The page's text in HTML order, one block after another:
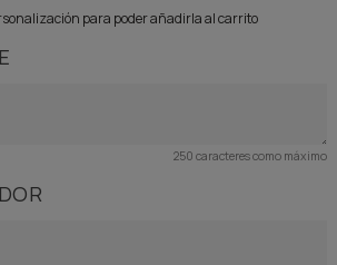
para poder añadirla al carrito
250 caracteres como máximo